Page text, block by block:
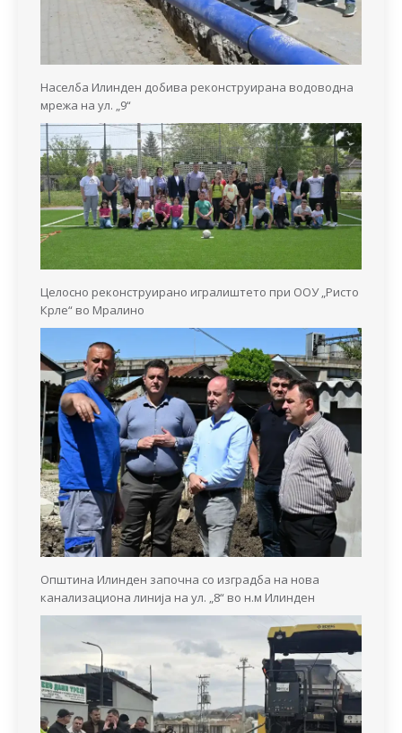
Населба Илинден добива реконструирана водоводна
мрежа на ул. „9“
Целосно реконструирано игралиштето при ООУ „Ристо
Крле“ во Мралино
Општина Илинден започна со изградба на нова
канализациона линија на ул. „8“ во н.м Илинден